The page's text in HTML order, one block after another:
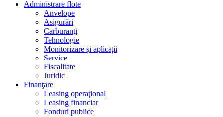
Administrare flote
Anvelope
Asigurări
Carburanţi
Tehnologie
Monitorizare și aplicații
Service
Fiscalitate
Juridic
Finanţare
Leasing operaţional
Leasing financiar
Fonduri publice